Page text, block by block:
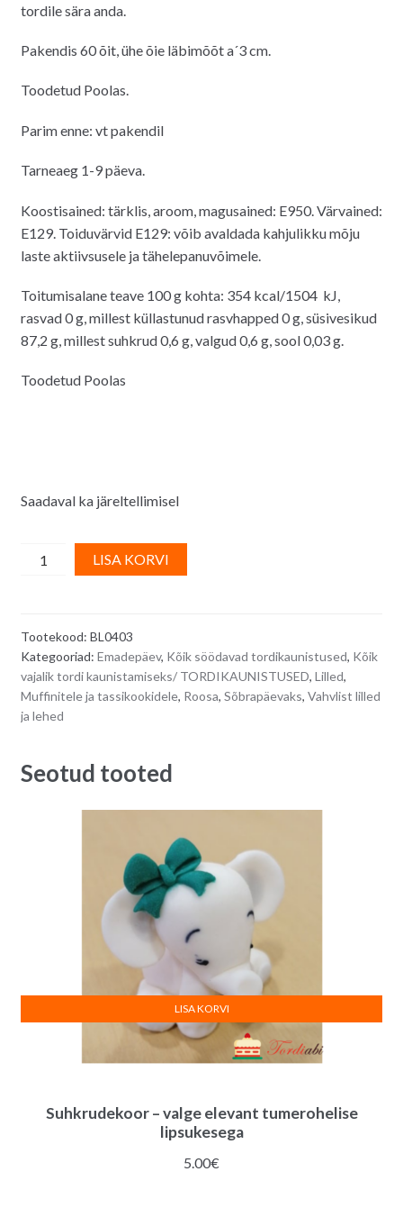
tordile sära anda.
Pakendis 60 õit, ühe õie läbimõõt a´3 cm.
Toodetud Poolas.
Parim enne: vt pakendil
Tarneaeg 1-9 päeva.
Koostisained: tärklis, aroom, magusained: E950. Värvained:
E129. Toiduvärvid E129: võib avaldada kahjulikku mõju
laste aktiivsusele ja tähelepanuvõimele.
Toitumisalane teave 100 g kohta: 354 kcal/1504 kJ,
rasvad 0 g, millest küllastunud rasvhapped 0 g, süsivesikud
87,2 g, millest suhkrud 0,6 g, valgud 0,6 g, sool 0,03 g.
Toodetud Poolas
Saadaval ka järeltellimisel
Vahvlikaunistus
60
tk
quantity
LISA KORVI
n
a
Tootekood: BL0403
Kategooriad: Emadepäev, Kõik söödavad tordikaunistused, Kõik
vajalik tordi kaunistamiseks/ TORDIKAUNISTUSED, Lilled,
Muffinitele ja tassikookidele, Roosa, Sõbrapäevaks, Vahvlist lilled
ja lehed
Seotud tooted
Suhkrudekoor – valge elevant tumerohelise
lipsukesega
5.00€
LISA KORVI